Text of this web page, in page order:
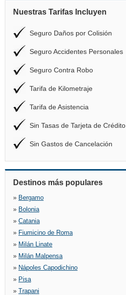
Nuestras Tarifas Incluyen
Seguro Daños por Colisión
Seguro Accidentes Personales
Seguro Contra Robo
Tarifa de Kilometraje
Tarifa de Asistencia
Sin Tasas de Tarjeta de Crédito
Sin Gastos de Cancelación
Destinos más populares
» Bergamo
» Bolonia
» Catania
» Fiumicino de Roma
» Milán Linate
» Milán Malpensa
» Nápoles Capodichino
» Pisa
» Trapani